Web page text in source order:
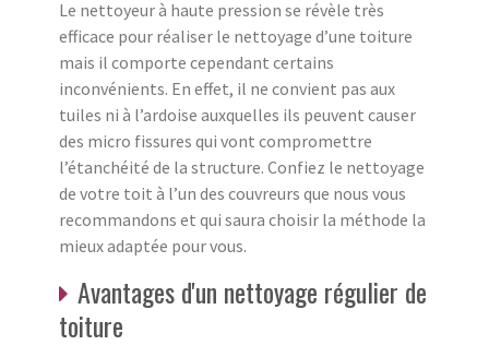
Le nettoyeur à haute pression se révèle très
efficace pour réaliser le nettoyage d’une toiture
mais il comporte cependant certains
inconvénients. En effet, il ne convient pas aux
tuiles ni à l’ardoise auxquelles ils peuvent causer
des micro fissures qui vont compromettre
l’étanchéité de la structure. Confiez le nettoyage
de votre toit à l’un des couvreurs que nous vous
recommandons et qui saura choisir la méthode la
mieux adaptée pour vous.
Avantages d'un nettoyage régulier de
toiture